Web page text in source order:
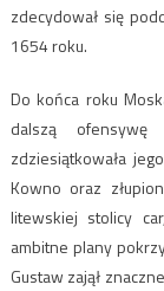
zdecydował się
1654 roku.
Do końca roku
dalszą
zdziesiątkowała
Kowno oraz
litewskiej stolicy
ambitne plany
Gustaw zajął